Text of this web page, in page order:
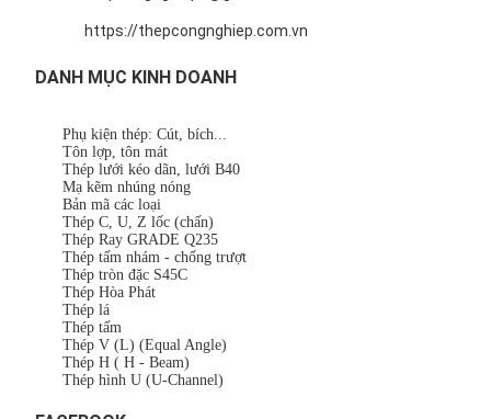
https://thepcongnghiep.com.vn
DANH MỤC KINH DOANH
Phụ kiện thép: Cút, bích...
Tôn lợp, tôn mát
Thép lưới kéo dãn, lưới B40
Mạ kẽm nhúng nóng
Bản mã các loại
Thép C, U, Z lốc (chấn)
Thép Ray GRADE Q235
Thép tấm nhám - chống trượt
Thép tròn đặc S45C
Thép Hòa Phát
Thép lá
Thép tấm
Thép V (L) (Equal Angle)
Thép H ( H - Beam)
Thép hình U (U-Channel)